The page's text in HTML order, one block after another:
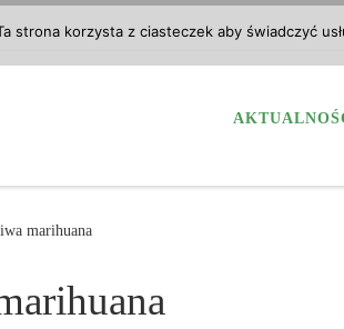
marihuana
strona korzysta z ciasteczek aby świadczyć